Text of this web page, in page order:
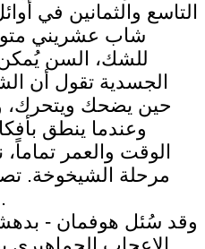
التاسع والثمانين في
شاب عشريني
للشك، السن
الجسدية تقول أن
حين يضحك ويتحرك،
وعندما ينطق
الوقت والعمر
مرحلة الشيخوخة.
مجرد رقم يمكن تجاوزه.
وقد سُئل هوفمان -